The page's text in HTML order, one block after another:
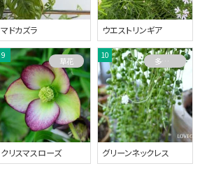
マドカズラ ウエストリンギア
クリスマスローズ
草花
グリーンネックレス
多肉植物